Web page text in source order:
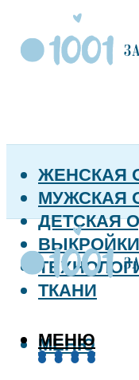
ЖЕНСКАЯ
МУЖСКАЯ
ДЕТСКАЯ
ВЫКРОЙКИ
ТКАНИ
МЕНЮ
МЕНЮ